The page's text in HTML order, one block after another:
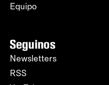
Equipo
Seguinos
Newsletters
RSS